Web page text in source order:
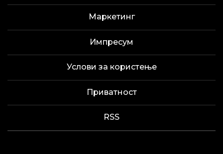
Маркетинг
Импресум
Услови за користење
Приватност
RSS